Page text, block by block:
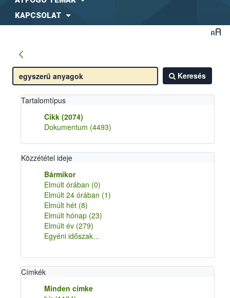
KAPCSOLAT
Keresés
Tartalomtípus
Cikk (2074)
Dokumentum (4493)
Közzététel ideje
Bármikor
Elmúlt órában (0)
Elmúlt 24 órában (1)
Elmúlt hét (8)
Elmúlt hónap (23)
Elmúlt év (279)
Egyéni időszak…
Címkék
Minden címke